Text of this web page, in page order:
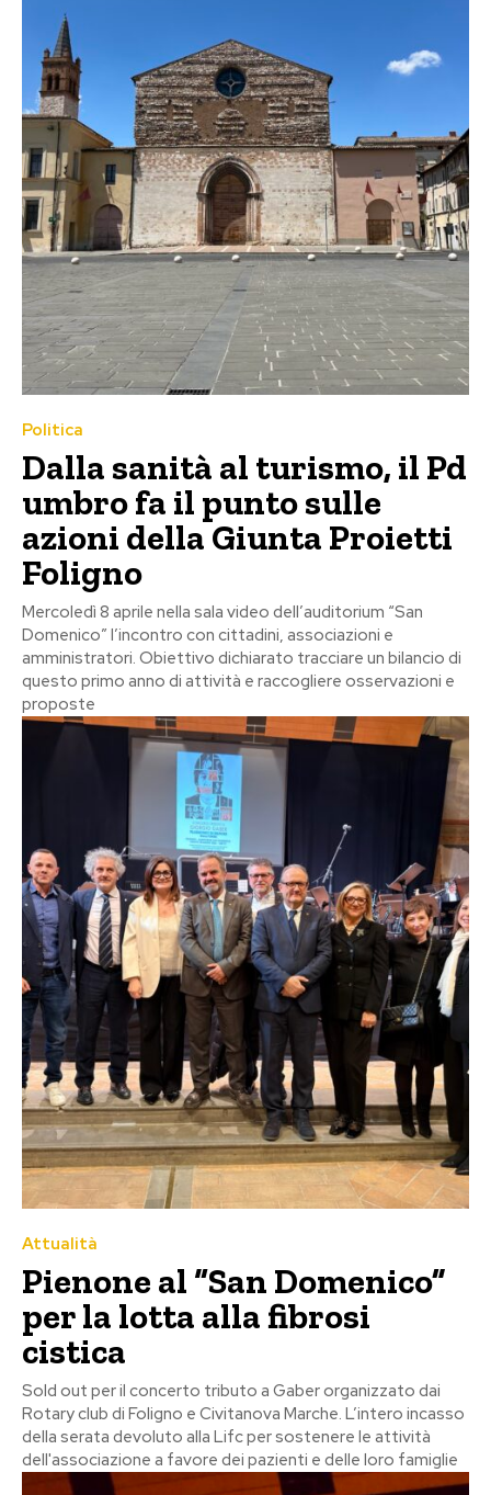
Politica
Dalla sanità al turismo, il Pd
umbro fa il punto sulle
azioni della Giunta Proietti
Foligno
Mercoledì 8 aprile nella sala video dell’auditorium “San
Domenico” l’incontro con cittadini, associazioni e
amministratori. Obiettivo dichiarato tracciare un bilancio di
questo primo anno di attività e raccogliere osservazioni e
proposte
Attualità
Pienone al “San Domenico”
per la lotta alla fibrosi
cistica
Sold out per il concerto tributo a Gaber organizzato dai
Rotary club di Foligno e Civitanova Marche. L’intero incasso
della serata devoluto alla Lifc per sostenere le attività
dell'associazione a favore dei pazienti e delle loro famiglie